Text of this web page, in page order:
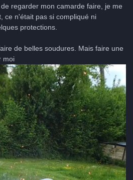
regarder mon camarde faire, je me
ce n'était pas si compliqué ni
protections.
de belles soudures. Mais faire une
moi